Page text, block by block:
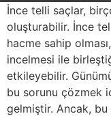
İnce telli saçlar,
oluşturabilir. İnce
hacme sahip
incelmesi ile
etkileyebilir.
bu sorunu çözmek
gelmiştir. Ancak,